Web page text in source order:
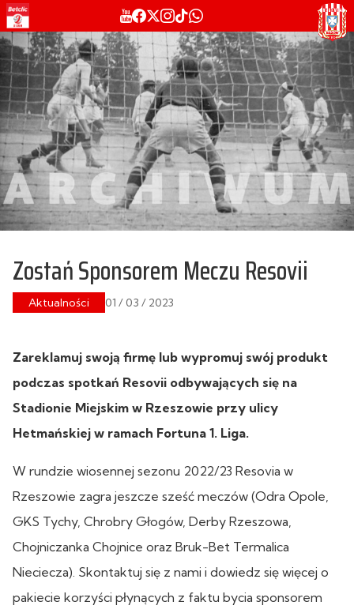
Zostań Sponsorem Meczu Resovii
Aktualności 01 / 03 / 2023
Zareklamuj swoją firmę lub wypromuj swój produkt
podczas spotkań Resovii odbywających się na
Stadionie Miejskim w Rzeszowie przy ulicy
Hetmańskiej w ramach Fortuna 1. Liga.
W rundzie wiosennej sezonu 2022/23 Resovia w
Rzeszowie zagra jeszcze sześć meczów (Odra Opole,
GKS Tychy, Chrobry Głogów, Derby Rzeszowa,
Chojniczanka Chojnice oraz Bruk-Bet Termalica
Nieciecza). Skontaktuj się z nami i dowiedz się więcej o
pakiecie korzyści płynących z faktu bycia sponsorem